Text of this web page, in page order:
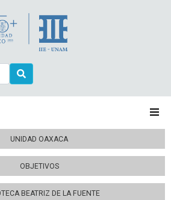
al
contenido
principal
Oaxaca
UNIDAD OAXACA
OBJETIVOS
BEATRIZ DE LA FUENTE